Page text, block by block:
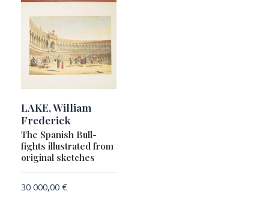
LAKE, William
Frederick
The Spanish Bull-
fights illustrated from
original sketches
30 000,00 €